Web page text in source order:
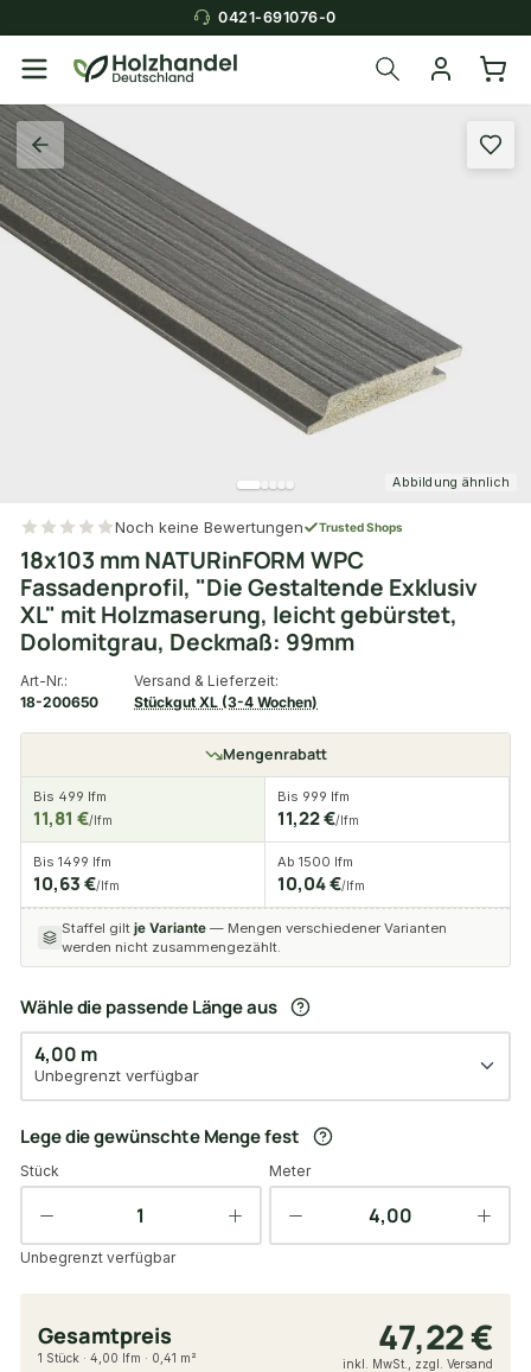
0421-691076-0
Abbildung ähnlich
Noch keine Bewertungen Trusted Shops
18x103 mm NATURinFORM WPC
Fassadenprofil, "Die Gestaltende Exklusiv
XL" mit Holzmaserung, leicht gebürstet,
Dolomitgrau, Deckmaß: 99mm
Art-Nr.:
18-200650
Versand & Lieferzeit:
Stückgut XL (3-4 Wochen)
Mengenrabatt
Bis 499 lfm
11,81 €/lfm
Bis 999 lfm
11,22 €/lfm
Bis 1499 lfm
10,63 €/lfm
Ab 1500 lfm
10,04 €/lfm
Staffel gilt je Variante — Mengen verschiedener Varianten
werden nicht zusammengezählt.
Wähle die passende Länge aus
4,00 m
Unbegrenzt verfügbar
Lege die gewünschte Menge fest
Stück Meter
Unbegrenzt verfügbar
Gesamtpreis 47,22 €
1 Stück · 4,00 lfm · 0,41 m² inkl. MwSt., zzgl. Versand